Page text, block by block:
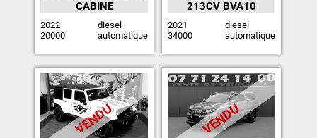
CABINE
2022
20000
diesel
automatique
213CV BVA10
2021
34000
diesel
automatique
VENDU VENDU